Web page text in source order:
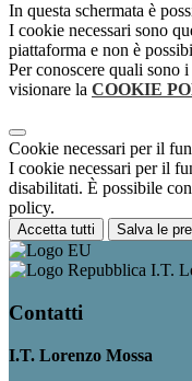
In questa schermata è
I cookie necessari sono
piattaforma e non è
Per conoscere quali sono
visionare la COOKIE
Cookie necessari per il
I cookie necessari per il
disabilitati. È possibile
policy.
Accetta tutti Salva le
I.T.
Contatti
I.T. Lorenzo Mossa